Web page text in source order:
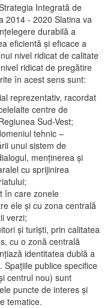
Integrată de
2014 - 2020 Slatina va
durabilă a
eficientă şi eficace a
nivel ridicat de calitate
ridicat de pregătire
în acest sens sunt:
reprezentativ, racordat
centre de
Sud-Vest;
tehnic –
unui sistem de
menţinerea şi
cu sprijinirea
în care zonele
ele şi cu zona centrală
verzi;
şi turişti, prin calitatea
cu o zonă centrală
identitatea dublă a
publice specifice
centrul nou) sunt
puncte de interes şi
tematice.